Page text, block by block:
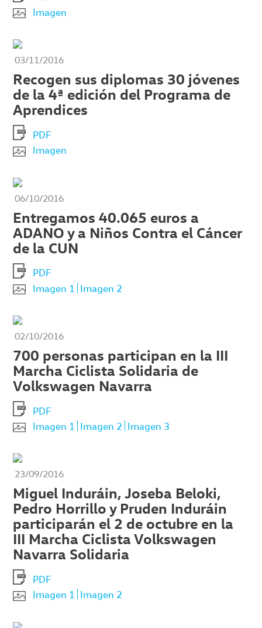
Imagen
03/11/2016
Recogen sus diplomas 30 jóvenes
de la 4ª edición del Programa de
Aprendices
PDF
Imagen
06/10/2016
Entregamos 40.065 euros a
ADANO y a Niños Contra el Cáncer
de la CUN
PDF
Imagen 1
Imagen 2
02/10/2016
700 personas participan en la III
Marcha Ciclista Solidaria de
Volkswagen Navarra
PDF
Imagen 1
Imagen 2 Imagen 3
23/09/2016
Miguel Induráin, Joseba Beloki,
Pedro Horrillo y Pruden Induráin
participarán el 2 de octubre en la
III Marcha Ciclista Volkswagen
Navarra Solidaria
PDF
Imagen 1 Imagen 2